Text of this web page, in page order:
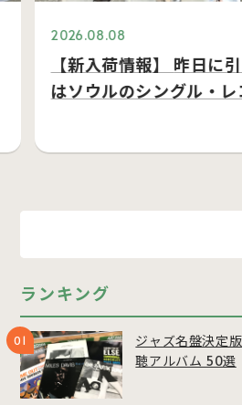
2026.08.08
【新入荷情報】 昨日に引き続き、本日
はソウルのシングル・
ランキング
ジャズ名盤決定
聴アルバム 50選